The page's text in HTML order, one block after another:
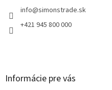
info@simonstrade.sk
+421 945 800 000
Informácie pre vás